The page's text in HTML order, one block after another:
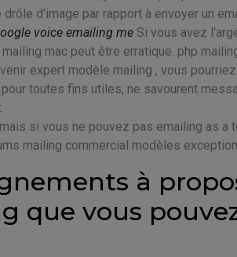
drôle d'image par rapport à envoyer un
voice emailing me Si vous avez
mac peut être erratique. php
expert modèle mailing , vous
toutes fins utiles, ne savourent
si vous ne pouvez pas emailing as
mailing commercial modèles
à
que vous